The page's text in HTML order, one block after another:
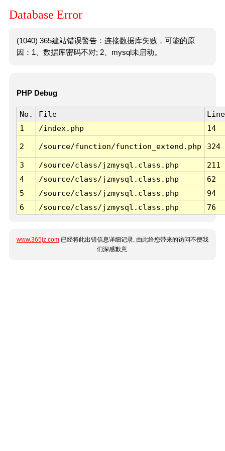
Database Error
(1040) 365建站错误警告：连接数据库失败，可能的原
因：1、数据库密码不对; 2、mysql未启动。
PHP Debug
No. File
Line
1
/index.php 14
2 /source/function/function_extend.php 324
3 /source/class/jzmysql.class.php
211
4
/source/class/jzmysql.class.php
62
5
/source/class/jzmysql.class.php
94
6
/source/class/jzmysql.class.php 76
www.365jz.com 已经将此出错信息详细记录, 由此给您带来的访问不便我
们深感歉意.